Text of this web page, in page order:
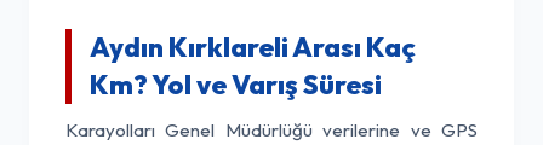
Aydın Kırklareli Arası Kaç
Km? Yol ve Varış Süresi
Karayolları Genel Müdürlüğü verilerine ve GPS